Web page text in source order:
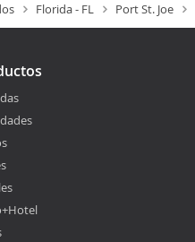
Florida - FL Port St. Joe